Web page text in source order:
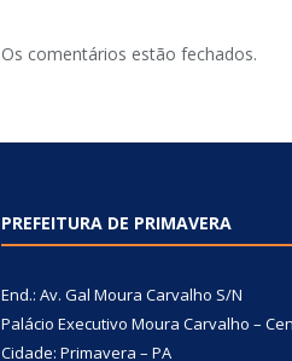
Os comentários estão fechados.
PREFEITURA DE PRIMAVERA
End.: Av. Gal Moura Carvalho S/N
Palácio Executivo Moura Carvalho –
Cidade: Primavera – PA